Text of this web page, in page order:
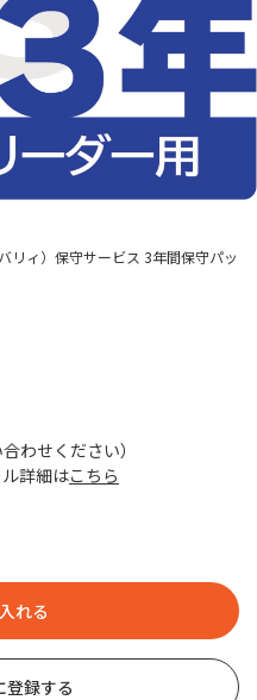
リィ）保守サービス 3年間保守パッ
わせください）
詳細はこちら
登録する